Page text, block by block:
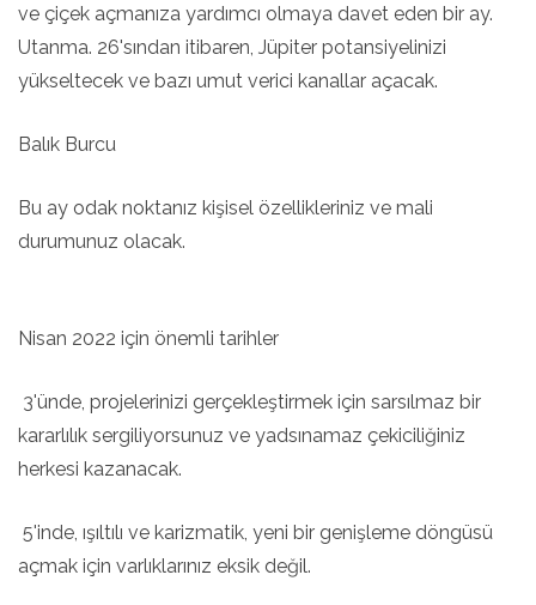
ve çiçek açmanıza yardımcı olmaya davet eden bir ay.
Utanma. 26'sından itibaren, Jüpiter potansiyelinizi
yükseltecek ve bazı umut verici kanallar açacak.
Balık Burcu
Bu ay odak noktanız kişisel özellikleriniz ve mali
durumunuz olacak.
Nisan 2022 için önemli tarihler
3'ünde, projelerinizi gerçekleştirmek için sarsılmaz bir
kararlılık sergiliyorsunuz ve yadsınamaz çekiciliğiniz
herkesi kazanacak.
5'inde, ışıltılı ve karizmatik, yeni bir genişleme döngüsü
açmak için varlıklarınız eksik değil.